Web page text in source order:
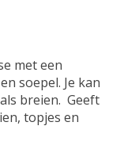
met een
soepel. Je kan
breien. Geeft
topjes en